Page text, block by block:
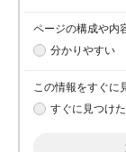
ページの構成や内
分かりやすい
この情報をすぐに
すぐに見つけた